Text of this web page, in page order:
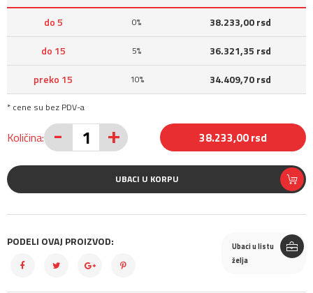
do 5 0%
38.233,00 rsd
do 15
5%
36.321,35 rsd
preko 15
10% 34.409,70 rsd
* cene su bez PDV-a
Količina: - + 38.233,00 rsd
UBACI U KORPU
PODELI OVAJ PROIZVOD:
Ubaci u listu
želja